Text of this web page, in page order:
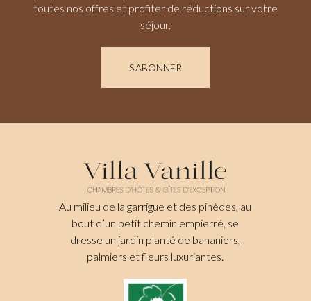
toutes nos offres et profiter de réductions sur votre
séjour.
S'ABONNER
Au milieu de la garrigue et des pinèdes, au
bout d’un petit chemin empierré, se
dresse un jardin planté de bananiers,
palmiers et fleurs luxuriantes.